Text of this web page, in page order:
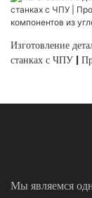
Изготовление
станках с ЧПУ |
Мы являемся